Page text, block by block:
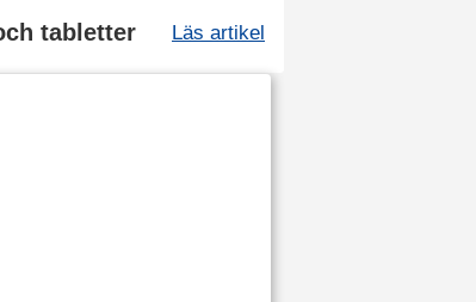
tabletter Läs artikel